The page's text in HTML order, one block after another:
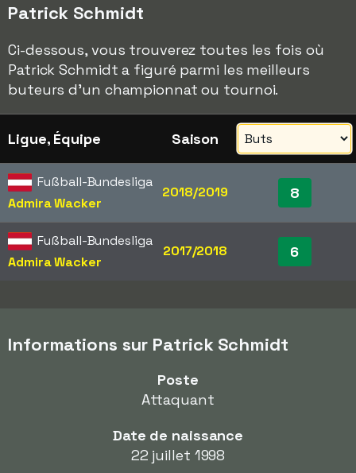
Patrick Schmidt
Ci-dessous, vous trouverez toutes les fois où
Patrick Schmidt a figuré parmi les meilleurs
buteurs d'un championnat ou tournoi.
Ligue, Équipe Saison
Fußball-Bundesliga
Admira Wacker
2018/2019 8
Fußball-Bundesliga
Admira Wacker
2017/2018 6
Informations sur Patrick Schmidt
Poste
Attaquant
Date de naissance
22 juillet 1998